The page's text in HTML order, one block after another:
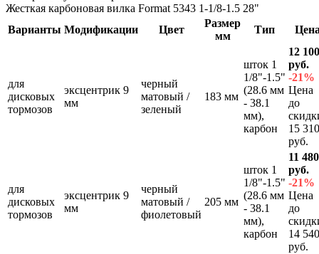
Жесткая карбоновая вилка Format 5343 1-1/8-1.5 28"
Варианты Модификации Цвет
Размер
мм
Тип
для
дисковых
тормозов
эксцентрик 9
мм
черный
матовый /
зеленый
183 мм
шток 1
1/8"-1.5"
(28.6 мм
- 38.1
мм),
карбон
12 100
руб.
-21%
Цена
до
15 310
руб.
для
дисковых
тормозов
эксцентрик 9
мм
черный
матовый /
фиолетовый
205 мм
шток 1
1/8"-1.5"
(28.6 мм
- 38.1
мм),
карбон
11 480
руб.
-21%
Цена
до
14 540
руб.